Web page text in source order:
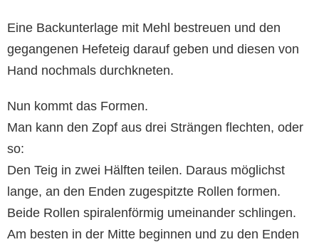
Eine Backunterlage mit Mehl bestreuen und den
gegangenen Hefeteig darauf geben und diesen von
Hand nochmals durchkneten.
Nun kommt das Formen.
Man kann den Zopf aus drei Strängen flechten, oder
so:
Den Teig in zwei Hälften teilen. Daraus möglichst
lange, an den Enden zugespitzte Rollen formen.
Beide Rollen spiralenförmig umeinander schlingen.
Am besten in der Mitte beginnen und zu den Enden